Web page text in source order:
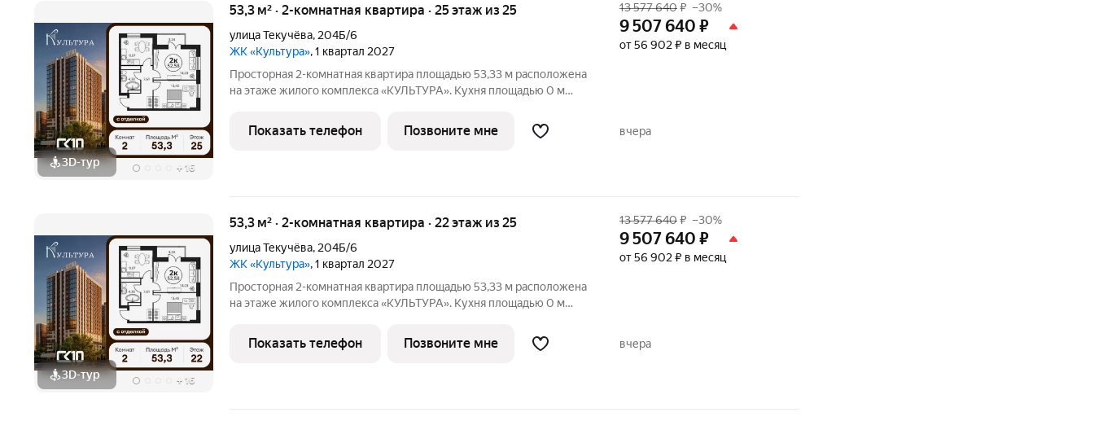
3D-тур + 16
53,3 м² · 2-комнатная квартира · 25 этаж из 25
улица Текучёва, 204Б/6
ЖК «Культура», 1 квартал 2027
Просторная 2-комнатная квартира площадью 53,33 м расположена
на этаже жилого комплекса «КУЛЬТУРА». Кухня площадью 0 м
жилые комнаты общей площадью 13,45/14,03 м обеспечивают
комфортное
13 577 640₽ –30%
9 507 640 ₽
от 56 902 ₽ в месяц
Показать телефон Позвоните мне вчера
3D-тур + 16
53,3 м² · 2-комнатная квартира · 22 этаж из 25
улица Текучёва, 204Б/6
ЖК «Культура», 1 квартал 2027
Просторная 2-комнатная квартира площадью 53,33 м расположена
на этаже жилого комплекса «КУЛЬТУРА». Кухня площадью 0 м
жилые комнаты общей площадью 13,45/14,03 м обеспечивают
комфортное
13 577 640₽ –30%
9 507 640 ₽
от 56 902 ₽ в месяц
Показать телефон Позвоните мне вчера